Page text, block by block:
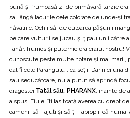
bună şi frumoasă zi de primăvară târzie
sa, lângă lacurile cele colorate de unde-şi
năvalnic. Ochii săi de culoarea păşunii
pe care vulturii se jucau și țipau unii către
Tânăr, frumos și puternic era craiul nostru!
cunoscute peste multe hotare și mai marii,
dat fiicele Parângului, ca soții. Dar nici una
sau seducătoare, nu a putut să aprindă
dragostei. Tatăl său, PHARANX , înainte de
a spus: Fiule, îți las toată averea cu drept
oameni, să-i ajuți și să ți-i apropii, că numai